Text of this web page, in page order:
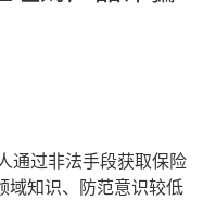
通过非法手段获取保险
域知识、防范意识较低